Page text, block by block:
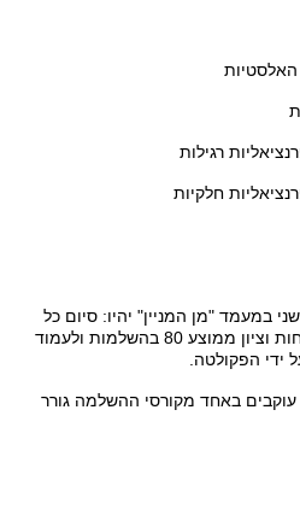
רגילות
חלקיות
במעמד "מן המניין" יהיו: סיום כל
קורס השלמה בציון 70 לפחות וציון ממוצע 80 בהשלמות ולעמוד
ידי הפקולטה.
עוקבים באחד מקורסי ההשלמה גורר